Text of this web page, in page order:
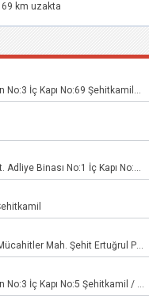
km uzakta
Kayaönü Mah. 42146 Nolu Cad. Koluman No:3 İç Kapı No:69 Şehitkamil/Gaziantep
Kayaönü Mah. Turgut Özal Blv. Adliye Sit. Adliye Binası No:1 İç Kapı No:1 Şehitkamil/Gaziantep
Güneydoğu Anadolu İhracatçı Birlikleri Mücahitler Mah. Şehit Ertuğrul Polat Cad. No:3 Şehitkamil / Gaziantep
Kayaönü Mah. 42146 Nolu Cad. Koluman No:3 İç Kapı No:5 Şehitkamil / Gaziantep